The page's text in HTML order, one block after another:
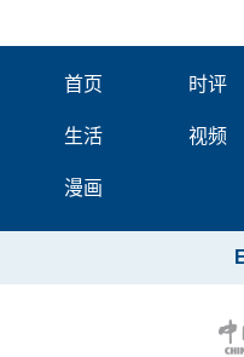
首页 时评
生活 视频
漫画